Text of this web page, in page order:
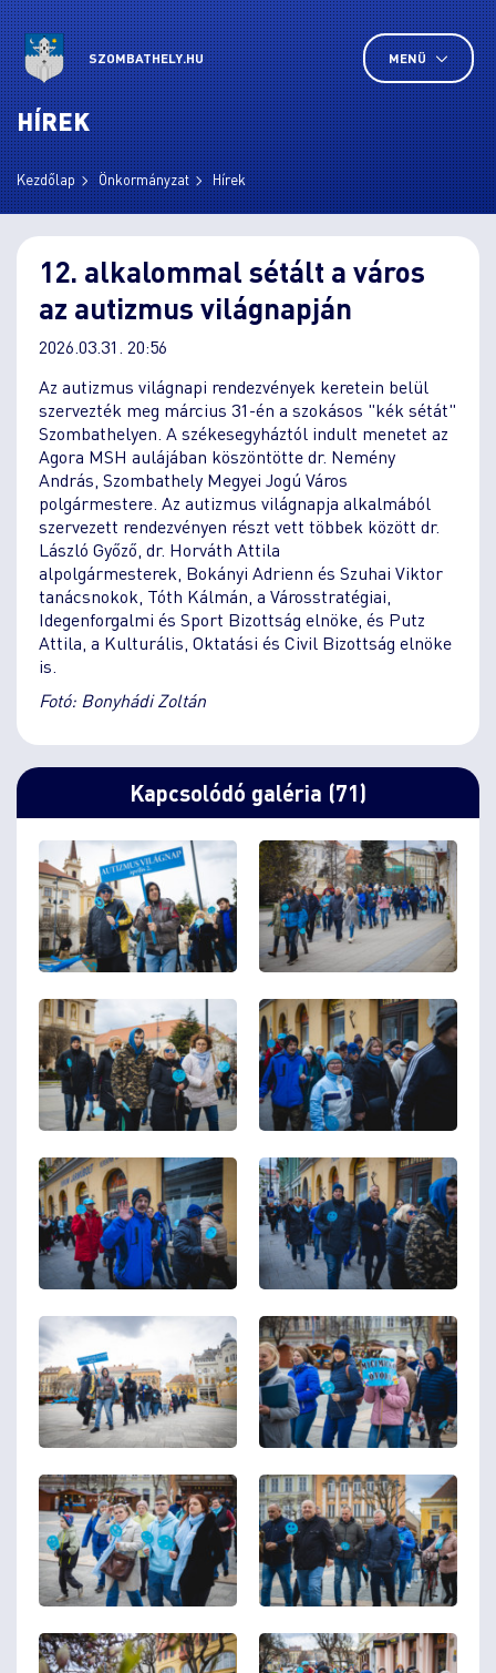
SZOMBATHELY.HU MENÜ
HÍREK
Kezdőlap Önkormányzat Hírek
12. alkalommal sétált a város
az autizmus világnapján
2026.03.31. 20:56
Az autizmus világnapi rendezvények keretein belül
szervezték meg március 31-én a szokásos "kék sétát"
Szombathelyen. A székesegyháztól indult menetet az
Agora MSH aulájában köszöntötte dr. Nemény
András, Szombathely Megyei Jogú Város
polgármestere. Az autizmus világnapja alkalmából
szervezett rendezvényen részt vett többek között dr.
László Győző, dr. Horváth Attila
alpolgármesterek, Bokányi Adrienn és Szuhai Viktor
tanácsnokok, Tóth Kálmán, a Városstratégiai,
Idegenforgalmi és Sport Bizottság elnöke, és Putz
Attila, a Kulturális, Oktatási és Civil Bizottság elnöke
is.
Fotó: Bonyhádi Zoltán
Kapcsolódó galéria (71)